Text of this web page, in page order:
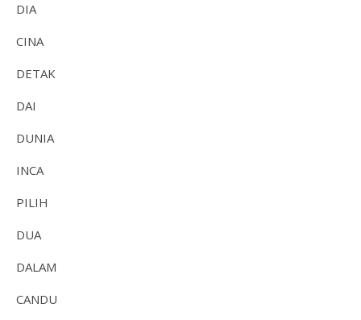
DIA
CINA
DETAK
DAI
DUNIA
INCA
PILIH
DUA
DALAM
CANDU